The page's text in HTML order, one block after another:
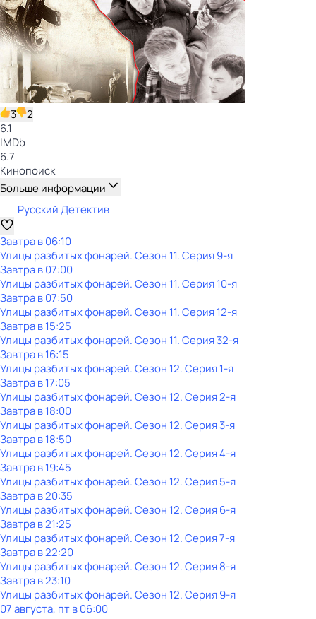
3
2
6.1
IMDb
6.7
Кинопоиск
Больше информации
Русский Детектив
Завтра в 06:10
Улицы разбитых фонарей. Сезон 11. Серия 9-я
Завтра в 07:00
Улицы разбитых фонарей. Сезон 11. Серия 10-я
Завтра в 07:50
Улицы разбитых фонарей. Сезон 11. Серия 12-я
Завтра в 15:25
Улицы разбитых фонарей. Сезон 11. Серия 32-я
Завтра в 16:15
Улицы разбитых фонарей. Сезон 12. Серия 1-я
Завтра в 17:05
Улицы разбитых фонарей. Сезон 12. Серия 2-я
Завтра в 18:00
Улицы разбитых фонарей. Сезон 12. Серия 3-я
Завтра в 18:50
Улицы разбитых фонарей. Сезон 12. Серия 4-я
Завтра в 19:45
Улицы разбитых фонарей. Сезон 12. Серия 5-я
Завтра в 20:35
Улицы разбитых фонарей. Сезон 12. Серия 6-я
Завтра в 21:25
Улицы разбитых фонарей. Сезон 12. Серия 7-я
Завтра в 22:20
Улицы разбитых фонарей. Сезон 12. Серия 8-я
Завтра в 23:10
Улицы разбитых фонарей. Сезон 12. Серия 9-я
07 августа, пт в 06:00